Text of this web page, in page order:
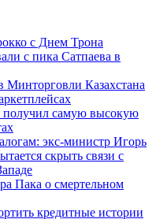
с Днем Трона
с пика Сатпаева в
Минторговли Казахстана
получил самую высокую
экс-министр Игорь
скрыть связи с
Пака о смертельном
кредитные истории